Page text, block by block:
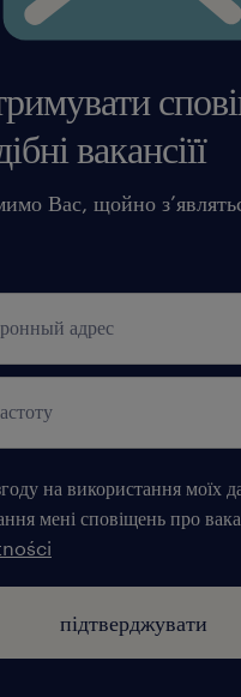
вакансіїї
Вас, щойно
на використання моїх
мені сповіщень про
підтверджувати